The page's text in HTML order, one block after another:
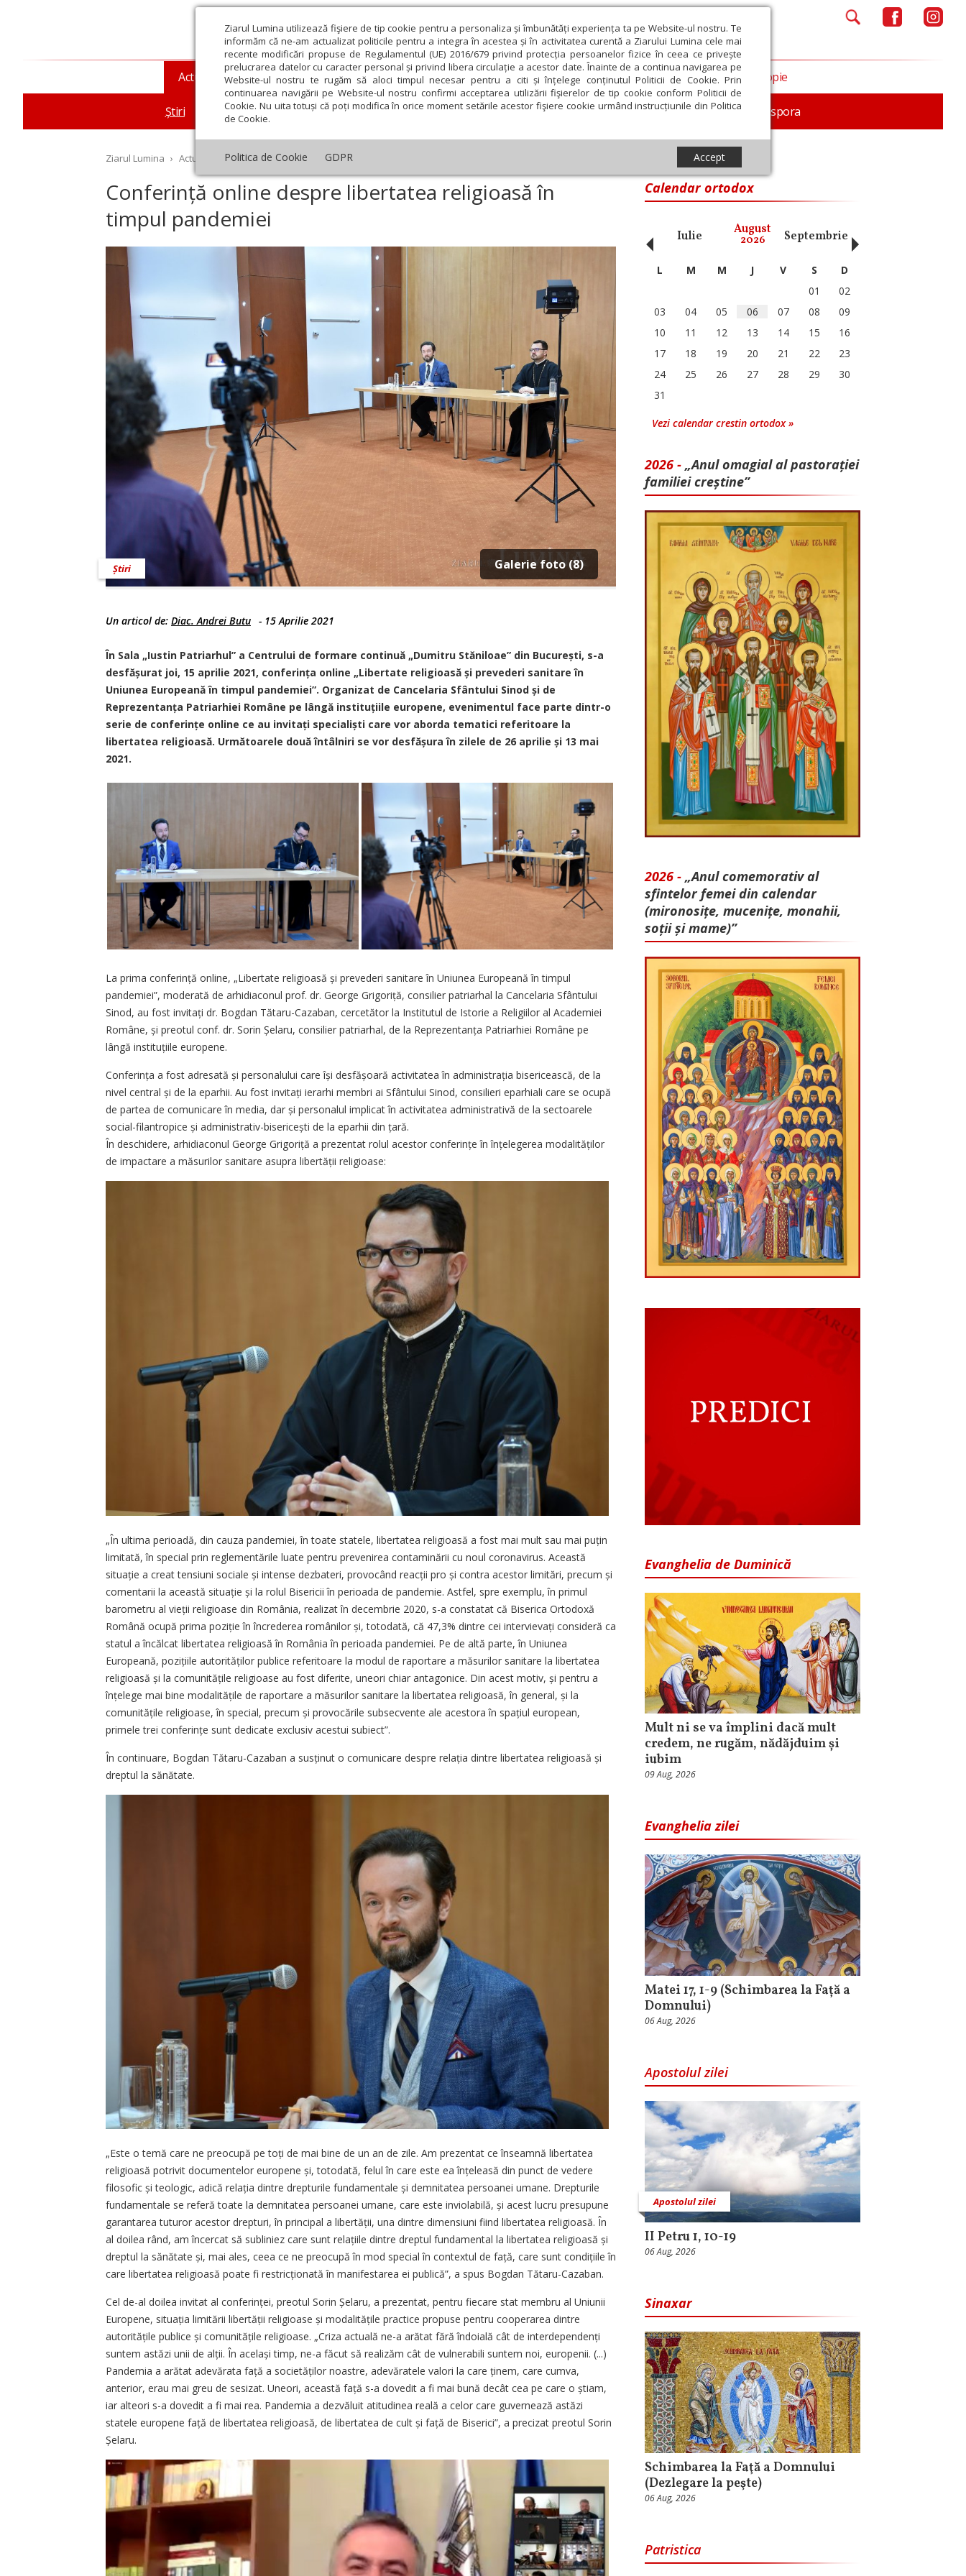
Ziarul Lumina utilizează fişiere de tip cookie pentru a personaliza și îmbunătăți experiența ta pe Website-ul nostru. Te
informăm că ne-am actualizat politicile pentru a integra în acestea și în activitatea curentă a Ziarului Lumina cele mai
recente modificări propuse de Regulamentul (UE) 2016/679 privind protecția persoanelor fizice în ceea ce privește
prelucrarea datelor cu caracter personal și privind libera circulație a acestor date. Înainte de a continua navigarea pe
Website-ul nostru te rugăm să aloci timpul necesar pentru a citi și înțelege conținutul Politicii de Cookie. Prin
continuarea navigării pe Website-ul nostru confirmi acceptarea utilizării fişierelor de tip cookie conform Politicii de
Cookie. Nu uita totuși că poți modifica în orice moment setările acestor fişiere cookie urmând instrucțiunile din Politica
de Cookie.
Politica de Cookie GDPR Accept
Actualitate religioasă
Știri Mesaje și cuvântări An omagial Comunicate de presă Documentar In memoriam Diaspora
Teologie și spiritualitate Educaţie și Cultură Societate Opinii Filantropie
Ziarul Lumina › Actualitate religioasă › Știri › Conferință online despre libertatea religioasă în timpul pandemiei
Conferință online despre libertatea religioasă în
timpul pandemiei
Galerie foto (8)
Știri
Un articol de: Diac. Andrei Butu - 15 Aprilie 2021
În Sala „Iustin Patriarhul” a Centrului de formare continuă „Dumitru Stăniloae” din București, s-a
desfășurat joi, 15 aprilie 2021, conferința online „Libertate religioasă și prevederi sanitare în
Uniunea Europeană în timpul pandemiei”. Organizat de Cancelaria Sfântului Sinod și de
Reprezentanța Patriarhiei Române pe lângă instituțiile europene, evenimentul face parte dintr-o
serie de conferințe online ce au invitați specialiști care vor aborda tematici referitoare la
libertatea religioasă. Următoarele două întâlniri se vor desfășura în zilele de 26 aprilie și 13 mai
2021.
La prima conferință online, „Libertate religioasă și prevederi sanitare în Uniunea Europeană în timpul
pandemiei”, moderată de arhidiaconul prof. dr. George Grigoriță, consilier patriarhal la Cancelaria Sfântului
Sinod, au fost invitați dr. Bogdan Tătaru-Cazaban, cercetător la Institutul de Istorie a Religiilor al Academiei
Române, și preotul conf. dr. Sorin Șelaru, consilier patriarhal, de la Reprezentanța Patriarhiei Române pe
lângă instituțiile europene.
Conferința a fost adresată și personalului care își desfășoară activitatea în administrația bisericească, de la
nivel central și de la eparhii. Au fost invitați ierarhi membri ai Sfântului Sinod, consilieri eparhiali care se ocupă
de partea de comunicare în media, dar și personalul implicat în activitatea administrativă de la sectoarele
social-filantropice și administrativ-biseri­cești de la eparhii din țară.
În deschidere, arhidiaconul Geor­ge Grigoriță a prezentat rolul acestor conferințe în înțelegerea modali­tă­ților
de impactare a măsurilor sanitare asupra libertății religioase:
„În ultima perioadă, din cauza pandemiei, în toate statele, libertatea religioasă a fost mai mult sau mai puțin
limitată, în special prin reglementările luate pentru prevenirea contaminării cu noul coronavirus. Această
situație a creat tensiuni sociale și intense dezbateri, provocând reacții pro și contra acestor limitări, precum și
comentarii la această situație și la rolul Bisericii în perioada de pandemie. Astfel, spre exemplu, în primul
barometru al vieții religioase din România, realizat în decembrie 2020, s-a constatat că Biserica Ortodoxă
Română ocupă prima poziție în încrederea românilor și, totodată, că 47,3% dintre cei inter­vi­evați consideră ca
statul a încălcat libertatea religioasă în România în perioada pandemiei. Pe de altă parte, în Uniunea
Europeană, pozițiile autorităților publice referitoare la modul de raportare a măsurilor sanitare la libertatea
religioasă și la comuni­tățile religioase au fost diferite, uneori chiar antagonice. Din acest motiv, și pentru a
înțelege mai bine modalitățile de raportare a măsurilor sanitare la libertatea religioasă, în general, și la
comuni­tățile religioase, în special, precum și provocările subsecvente ale acestora în spațiul european,
primele trei conferințe sunt dedicate exclusiv acestui subiect”.
În continuare, Bogdan Tătaru-Cazaban a susținut o comunicare despre relația dintre libertatea religioasă și
dreptul la sănătate.
„Este o temă care ne preocupă pe toți de mai bine de un an de zile. Am prezentat ce înseamnă libertatea
religioasă potrivit documentelor europene și, totodată, felul în care este ea înțeleasă din punct de vedere
filosofic și teologic, adică relația dintre drepturile fundamentale și demnitatea persoanei umane. Drepturile
fundamentale se referă toate la demnitatea persoanei umane, care este inviolabilă, și acest lucru presupune
garantarea tuturor acestor drepturi, în principal a libertății, una dintre dimensiuni fiind libertatea religioasă. În
al doilea rând, am încercat să sub­liniez care sunt relațiile dintre dreptul fundamental la libertatea religioasă și
dreptul la sănătate și, mai ales, ceea ce ne preocupă în mod special în contextul de față, care sunt condițiile în
care libertatea religioasă poate fi restricționată în manifestarea ei publică”, a spus Bogdan Tătaru-Cazaban.
Cel de-al doilea invitat al con­fe­rin­ței, preotul Sorin Șelaru, a prezentat, pentru fiecare stat membru al Uniunii
Europene, si­tuația limitării libertății religioase și mo­da­li­tățile practice propuse pentru cooperarea dintre
autorită­țile publice și comunitățile religioase. „Criza ac­­tuală ne-a arătat fără îndoială cât de interdepen­denți
suntem astăzi unii de alții. În același timp, ne-a făcut să realizăm cât de vulnerabili suntem noi, europenii. (...)
Pandemia a arătat adevărata față a societăților noastre, adevăratele valori la care ținem, care cumva,
anterior, erau mai greu de sesizat. Uneori, această față s-a dovedit a fi mai bună decât cea pe care o știam,
iar alteori s-a dovedit a fi mai rea. Pandemia a dezvăluit ati­tu­dinea reală a celor care guvernează astăzi
statele europene față de libertatea religioasă, de libertatea de cult și față de Biserici”, a precizat preotul Sorin
Șelaru.
Calendar ortodox
Octombrie Noiembrie Iulie August
2026 Septembrie Octombrie
‹ L M M J V S
D
01
02
03
04 05 06 07 08
09
10
11 12 13 14 15
16
17
18 19 20 21 22
23
24
25 26 27 28 29
30
31
Vezi calendar crestin ortodox »
2026 - „Anul omagial al pastorației
familiei creștine”
2026 - „Anul comemorativ al
sfintelor femei din calendar
(mironosițe, mu­cenițe, monahii,
soții și mame)”
Evanghelia de Duminică
Mult ni se va împlini dacă mult
credem, ne rugăm, nădăjduim și
iubim
09 Aug, 2026
Evanghelia zilei
Matei 17, 1-9 (Schimbarea la Față a
Domnului)
06 Aug, 2026
Apostolul zilei
Apostolul zilei
II Petru 1, 10-19
06 Aug, 2026
Sinaxar
Schimbarea la Faţă a Domnului
(Dezlegare la peşte)
06 Aug, 2026
Patristica